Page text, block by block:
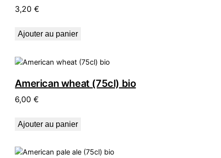
3,20€
Ajouter au panier
American wheat (75cl) bio
6,00€
Ajouter au panier